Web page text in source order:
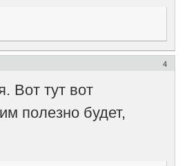
4
Вот тут вот
полезно будет,